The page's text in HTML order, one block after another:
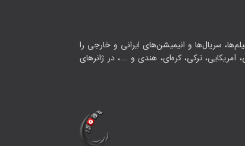
سریال‌ها و انیمیشن‌های ایرانی و خارجی را
ترکی، کره‌ای، هندی و ...، در ژانرهای